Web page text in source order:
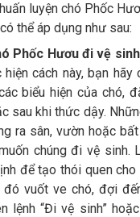
luyện chó Phốc
thể áp dụng như sau:
Phốc Hươu đi vệ
cách này, bạn hãy
biểu hiện của chó,
sau khi thức dậy.
ra sân, vườn hoặc
chúng đi vệ sinh.
để tạo thói quen cho
vuốt ve chó, đợi
lệnh “Đi vệ sinh”